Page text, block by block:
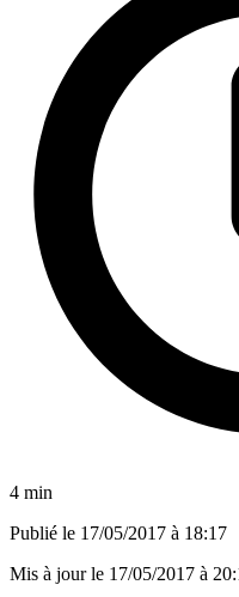
4 min
Publié le 17/05/2017 à 18:17
Mis à jour le 17/05/2017 à